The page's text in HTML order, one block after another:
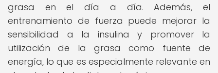
grasa en el día a día. Además, el
entrenamiento de fuerza puede mejorar la
sensibilidad a la insulina y promover la
utilización de la grasa como fuente de
energía, lo que es especialmente relevante en